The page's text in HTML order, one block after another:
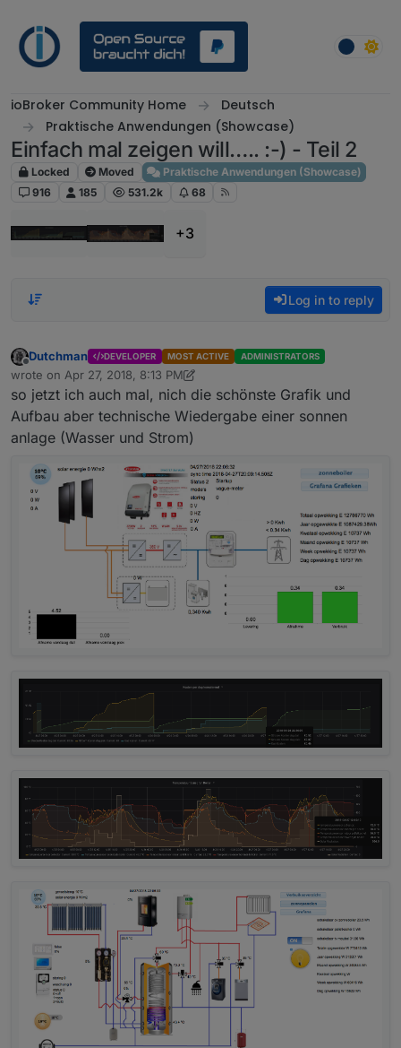
ioBroker Community Home
Deutsch
Praktische Anwendungen (Showcase)
Einfach mal zeigen will….. :-) - Teil 2
Locked Moved
Praktische Anwendungen (Showcase)
916
185 531.2k 68
+3
Log in to reply
Offline
Dutchman DEVELOPER MOST ACTIVE ADMINISTRATORS
wrote on Apr 27, 2018, 8:13 PM
last edited by Jey Cee Jun 22, 2019, 11:34 PM
so jetzt ich auch mal, nich die schönste Grafik und
Aufbau aber technische Wiedergabe einer sonnen
anlage (Wasser und Strom)